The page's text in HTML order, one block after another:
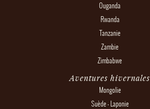
Ouganda
Rwanda
Tanzanie
Zambie
Zimbabwe
Aventures hivernales
Mongolie
Suède - Laponie